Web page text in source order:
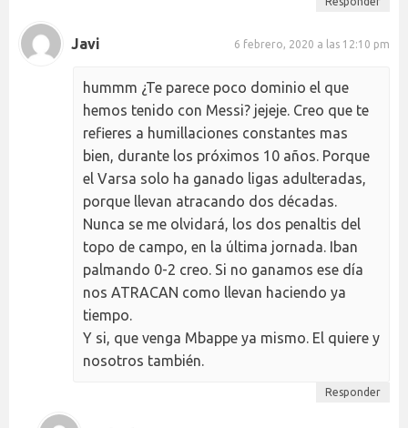
Javi 6 febrero, 2020 a las 12:10 pm
hummm ¿Te parece poco dominio el que
hemos tenido con Messi? jejeje. Creo que te
refieres a humillaciones constantes mas
bien, durante los próximos 10 años. Porque
el Varsa solo ha ganado ligas adulteradas,
porque llevan atracando dos décadas.
Nunca se me olvidará, los dos penaltis del
topo de campo, en la última jornada. Iban
palmando 0-2 creo. Si no ganamos ese día
nos ATRACAN como llevan haciendo ya
tiempo.
Y si, que venga Mbappe ya mismo. El quiere y
nosotros también.
Responder